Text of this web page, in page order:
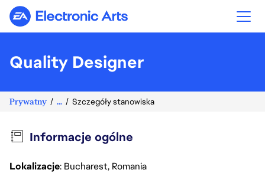
Electronic Arts
Quality Designer
Prywatny ... Szczegóły stanowiska
Informacje ogólne
Lokalizacje: Bucharest, Romania